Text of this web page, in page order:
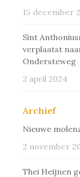
15 december
Sint
verplaatst
Ondersteweg
2 april 2024
Archief
Nieuwe
2 november
Thei Heijnen